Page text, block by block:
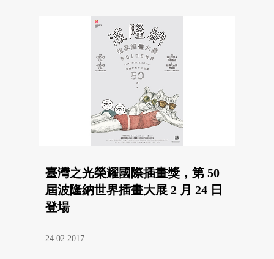
臺灣之光榮耀國際插畫獎，第 50
屆波隆納世界插畫大展 2 月 24 日
登場
24.02.2017